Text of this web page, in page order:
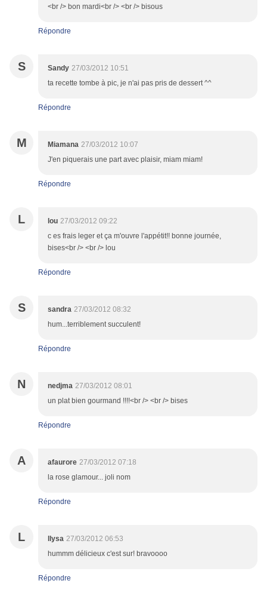
<br /> bon mardi<br /> <br /> bisous
Répondre
S Sandy 27/03/2012 10:51
ta recette tombe à pic, je n'ai pas pris de dessert ^^
Répondre
M Miamana 27/03/2012 10:07
J'en piquerais une part avec plaisir, miam miam!
Répondre
L lou 27/03/2012 09:22
c es frais leger et ça m'ouvre l'appétit!! bonne journée,
bises<br /> <br /> lou
Répondre
S sandra 27/03/2012 08:32
hum...terriblement succulent!
Répondre
N nedjma 27/03/2012 08:01
un plat bien gourmand !!!!<br /> <br /> bises
Répondre
A afaurore 27/03/2012 07:18
la rose glamour... joli nom
Répondre
L llysa 27/03/2012 06:53
hummm délicieux c'est sur! bravoooo
Répondre